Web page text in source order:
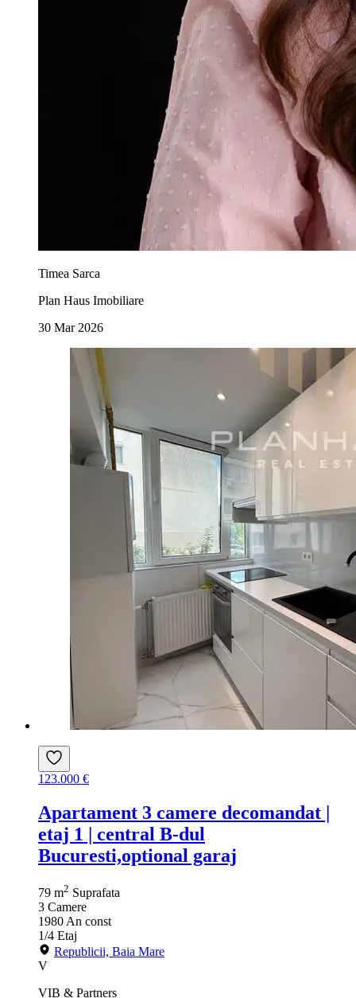
Timea Sarca
Plan Haus Imobiliare
30 Mar 2026
123.000 €
Apartament 3 camere decomandat |
etaj 1 | central B-dul
Bucuresti,optional garaj
79 m2 Suprafata
3 Camere
1980 An const
1/4 Etaj
Republicii, Baia Mare
V
VIB & Partners